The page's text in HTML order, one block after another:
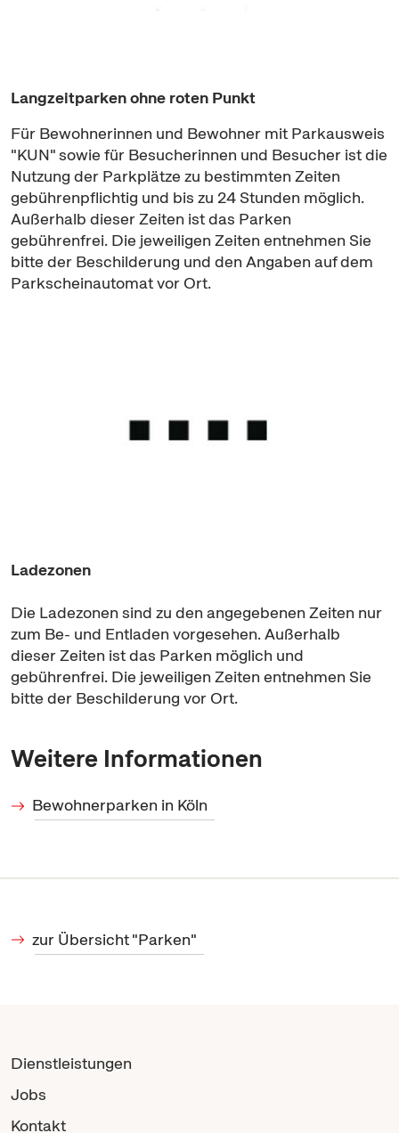
Langzeitparken ohne roten Punkt
Für Bewohnerinnen und Bewohner mit Parkausweis
"KUN" sowie für Besucherinnen und Besucher ist die
Nutzung der Parkplätze zu bestimmten Zeiten
gebührenpflichtig und bis zu 24 Stunden möglich.
Außerhalb dieser Zeiten ist das Parken
gebührenfrei. Die jeweiligen Zeiten entnehmen Sie
bitte der Beschilderung und den Angaben auf dem
Parkscheinautomat vor Ort.
Ladezonen
Die Ladezonen sind zu den angegebenen Zeiten nur
zum Be- und Entladen vorgesehen. Außerhalb
dieser Zeiten ist das Parken möglich und
gebührenfrei. Die jeweiligen Zeiten entnehmen Sie
bitte der Beschilderung vor Ort.
Weitere Informationen
Bewohnerparken in Köln
zur Übersicht "Parken"
Dienstleistungen
Jobs
Kontakt